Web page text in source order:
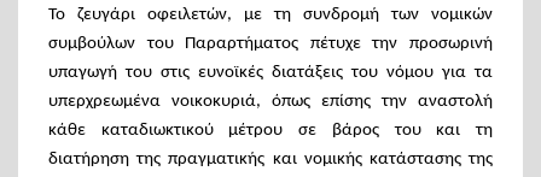
Το ζευγάρι οφειλετών, με τη συνδρομή των νομικών
συμβούλων του Παραρτήματος πέτυχε την προσωρινή
υπαγωγή του στις ευνοϊκές διατάξεις του νόμου για τα
υπερχρεωμένα νοικοκυριά, όπως επίσης την αναστολή
κάθε καταδιωκτικού μέτρου σε βάρος του και τη
διατήρηση της πραγματικής και νομικής κατάστασης της